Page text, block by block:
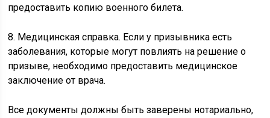
предоставить копию военного билета.
8. Медицинская справка. Если у призывника есть
заболевания, которые могут повлиять на решение о
призыве, необходимо предоставить медицинское
заключение от врача.
Все документы должны быть заверены нотариально,